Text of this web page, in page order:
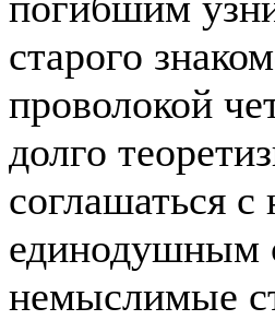
старого
проволокой
долго
соглашаться
единодушным
немыслимые